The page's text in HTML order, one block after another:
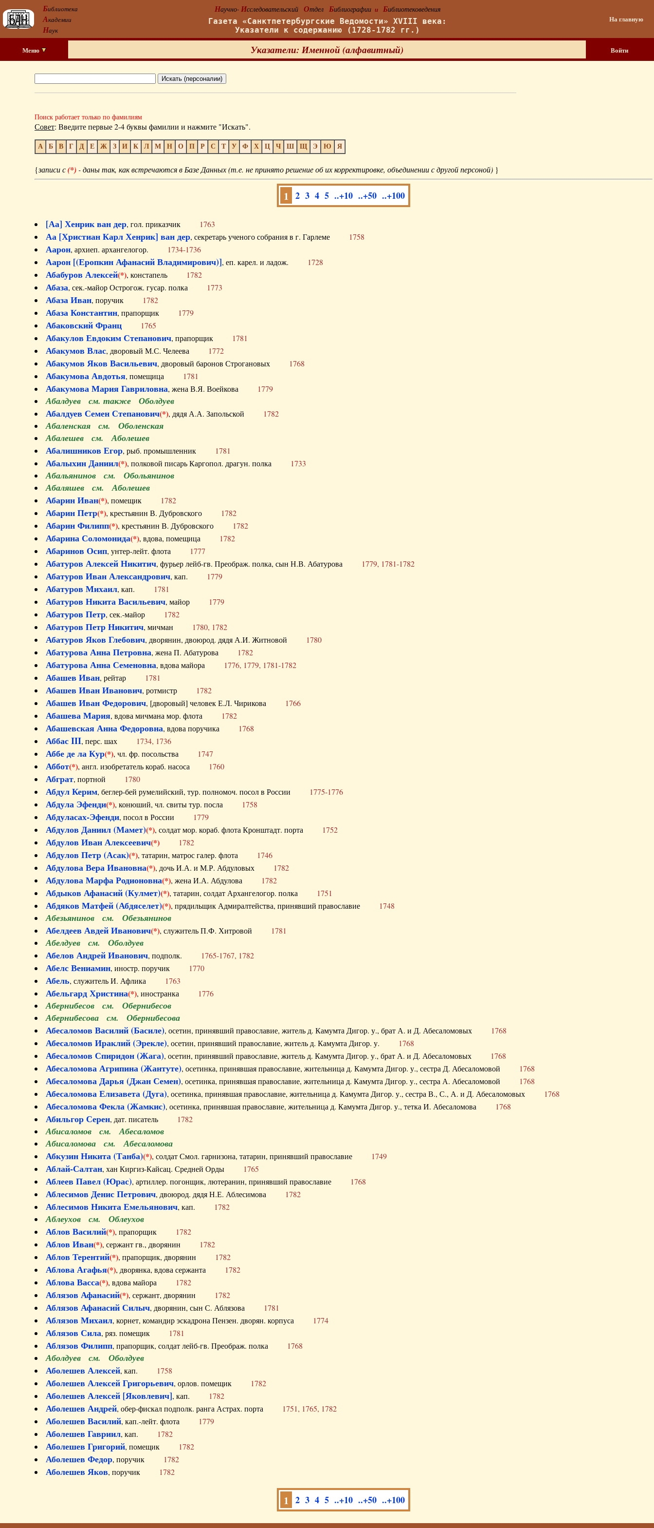
Библиотека
Академии
Наук
Научно- Исследовательский Отдел Библиографии и Библиотековедения
Газета «Санктпетербургские Ведомости» XVIII века:
Указатели к содержанию (1728-1782 гг.)
На главную
Меню Указатели: Именной (алфавитный) Войти
Поиск работает только по фамилиям
Совет: Введите первые 2-4 буквы фамилии и нажмите "Искать".
А Б В Г Д Е Ж З И К Л М Н О П Р С Т У Ф Х Ц Ч Ш Щ Э Ю Я
{записи с(*)- даны так, как встречаются в Базе Данных (т.е. не принято решение об их корректировке, объединении с другой персоной) }
1 2 3 4 5 ..+10 ..+50 ..+100
[Аа] Хенрик ван дер, гол. приказчик 1763
Аа [Христиан Карл Хенрик] ван дер, секретарь ученого собрания в г. Гарлеме 1758
Аарон, архиеп. архангелогор. 1734-1736
Аарон [(Еропкин Афанасий Владимирович)], еп. карел. и ладож. 1728
Абабуров Алексей(*), констапель 1782
Абаза, сек.-майор Острогож. гусар. полка 1773
Абаза Иван, поручик 1782
Абаза Константин, прапорщик 1779
Абаковский Франц 1765
Абакулов Евдоким Степанович, прапорщик 1781
Абакумов Влас, дворовый М.С. Челеева 1772
Абакумов Яков Васильевич, дворовый баронов Строгановых 1768
Абакумова Авдотья, помещица 1781
Абакумова Мария Гавриловна, жена В.Я. Воейкова 1779
Абалдуев см. также Оболдуев
Абалдуев Семен Степанович(*), дядя А.А. Запольской 1782
Абаленская см. Оболенская
Абалешев см. Аболешев
Абалишников Егор, рыб. промышленник 1781
Абалыхин Даниил(*), полковой писарь Каргопол. драгун. полка 1733
Абальянинов см. Обольянинов
Абаляшев см. Аболешев
Абарин Иван(*), помещик 1782
Абарин Петр(*), крестьянин В. Дубровского 1782
Абарин Филипп(*), крестьянин В. Дубровского 1782
Абарина Соломонида(*), вдова, помещица 1782
Абаринов Осип, унтер-лейт. флота 1777
Абатуров Алексей Никитич, фурьер лейб-гв. Преображ. полка, сын Н.В. Абатурова 1779, 1781-1782
Абатуров Иван Александрович, кап. 1779
Абатуров Михаил, кап. 1781
Абатуров Никита Васильевич, майор 1779
Абатуров Петр, сек.-майор 1782
Абатуров Петр Никитич, мичман 1780, 1782
Абатуров Яков Глебович, дворянин, двоюрод. дядя А.И. Житновой 1780
Абатурова Анна Петровна, жена П. Абатурова 1782
Абатурова Анна Семеновна, вдова майора 1776, 1779, 1781-1782
Абашев Иван, рейтар 1781
Абашев Иван Иванович, ротмистр 1782
Абашев Иван Федорович, [дворовый] человек Е.Л. Чирикова 1766
Абашева Мария, вдова мичмана мор. флота 1782
Абашевская Анна Федоровна, вдова поручика 1768
Аббас III, перс. шах 1734, 1736
Аббе де ла Кур(*), чл. фр. посольства 1747
Аббот(*), англ. изобретатель кораб. насоса 1760
Абграт, портной 1780
Абдул Керим, беглер-бей румелийский, тур. полномоч. посол в России 1775-1776
Абдула Эфенди(*), конюший, чл. свиты тур. посла 1758
Абдуласах-Эфенди, посол в России 1779
Абдулов Даниил (Мамет)(*), солдат мор. кораб. флота Кронштадт. порта 1752
Абдулов Иван Алексеевич(*) 1782
Абдулов Петр (Асак)(*), татарин, матрос галер. флота 1746
Абдулова Вера Ивановна(*), дочь И.А. и М.Р. Абдуловых 1782
Абдулова Марфа Родионовна(*), жена И.А. Абдулова 1782
Абдыков Афанасий (Кулмет)(*), татарин, солдат Архангелогор. полка 1751
Абдяков Матфей (Абдяселет)(*), прядильщик Адмиралтейства, принявший православие 1748
Абезьянинов см. Обезьянинов
Абелдеев Авдей Иванович(*), служитель П.Ф. Хитровой 1781
Абелдуев см. Оболдуев
Абелов Андрей Иванович, подполк. 1765-1767, 1782
Абелс Вениамин, иностр. поручик 1770
Абель, служитель И. Афлика 1763
Абельгард Христина(*), иностранка 1776
Абернибесов см. Обернибесов
Абернибесова см. Обернибесова
Абесаломов Василий (Басиле), осетин, принявший православие, житель д. Камумта Дигор. у., брат А. и Д. Абесаломовых 1768
Абесаломов Ираклий (Эрекле), осетин, принявший православие, житель д. Камумта Дигор. у. 1768
Абесаломов Спиридон (Жага), осетин, принявший православие, житель д. Камумта Дигор. у., брат А. и Д. Абесаломовых 1768
Абесаломова Агрипина (Жантуте), осетинка, принявшая православие, жительница д. Камумта Дигор. у., сестра Д. Абесаломовой 1768
Абесаломова Дарья (Джан Семен), осетинка, принявшая православие, жительница д. Камумта Дигор. у., сестра А. Абесаломовой 1768
Абесаломова Елизавета (Дуга), осетинка, принявшая православие, жительница д. Камумта Дигор. у., сестра В., С., А. и Д. Абесаломовых 1768
Абесаломова Фекла (Жамкис), осетинка, принявшая православие, жительница д. Камумта Дигор. у., тетка И. Абесаломова 1768
Абильгор Серен, дат. писатель 1782
Абисаломов см. Абесаломов
Абисаломова см. Абесаломова
Абкузин Никита (Танба)(*), солдат Смол. гарнизона, татарин, принявший православие 1749
Аблай-Салтан, хан Киргиз-Кайсац. Средней Орды 1765
Аблеев Павел (Юрас), артиллер. погонщик, лютеранин, принявший православие 1768
Аблесимов Денис Петрович, двоюрод. дядя Н.Е. Аблесимова 1782
Аблесимов Никита Емельянович, кап. 1782
Аблеухов см. Облеухов
Аблов Василий(*), прапорщик 1782
Аблов Иван(*), сержант гв., дворянин 1782
Аблов Терентий(*), прапорщик, дворянин 1782
Аблова Агафья(*), дворянка, вдова сержанта 1782
Аблова Васса(*), вдова майора 1782
Аблязов Афанасий(*), сержант, дворянин 1782
Аблязов Афанасий Силыч, дворянин, сын С. Аблязова 1781
Аблязов Михаил, корнет, командир эскадрона Пензен. дворян. корпуса 1774
Аблязов Сила, ряз. помещик 1781
Аблязов Филипп, прапорщик, солдат лейб-гв. Преображ. полка 1768
Аболдуев см. Оболдуев
Аболешев Алексей, кап. 1758
Аболешев Алексей Григорьевич, орлов. помещик 1782
Аболешев Алексей [Яковлевич], кап. 1782
Аболешев Андрей, обер-фискал подполк. ранга Астрах. порта 1751, 1765, 1782
Аболешев Василий, кап.-лейт. флота 1779
Аболешев Гавриил, кап. 1782
Аболешев Григорий, помещик 1782
Аболешев Федор, поручик 1782
Аболешев Яков, поручик 1782
1 2 3 4 5 ..+10 ..+50 ..+100